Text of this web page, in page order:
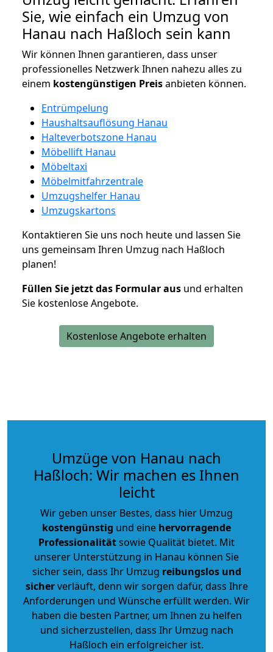
Sie, wie einfach ein Umzug von
Hanau nach Haßloch sein kann
Wir können Ihnen garantieren, dass unser
professionelles Netzwerk Ihnen nahezu alles zu
einem kostengünstigen Preisanbieten können.
Entrümpelung
Haushaltsauflösung Hanau
Halteverbotszone Hanau
Möbellift Hanau
Möbeltaxi
Möbelmitfahrzentrale
Umzugshelfer Hanau
Umzugskartons
Kontaktieren Sie uns noch heute und lassen Sie
uns gemeinsam Ihren Umzug nach Haßloch
planen!
Füllen Sie jetzt das Formular aus und erhalten
Sie kostenlose Angebote.
Kostenlose Angebote erhalten
Umzüge von Hanau nach
Haßloch: Wir machen es Ihnen
leicht
Wir geben unser Bestes, dass hier Umzug
kostengünstig und eine hervorragende
Professionalitätsowie Qualität bietet. Mit
unserer Unterstützung in Hanau können Sie
sicher sein, dass Ihr Umzug reibungslos und
sicherverläuft, denn wir sorgen dafür, dass Ihre
Anforderungen und Wünsche erfüllt werden. Wir
haben die besten Partner, um Ihnen zu helfen
und sicherzustellen, dass Ihr Umzug nach
Haßloch ein erfolgreicher ist.